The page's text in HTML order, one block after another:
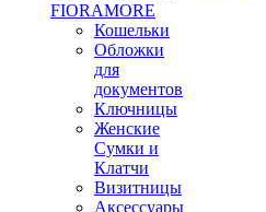
FIORAMORE
Кошельки
Обложки
для
документов
Ключницы
Женские
Сумки и
Клатчи
Визитницы
Аксессуары